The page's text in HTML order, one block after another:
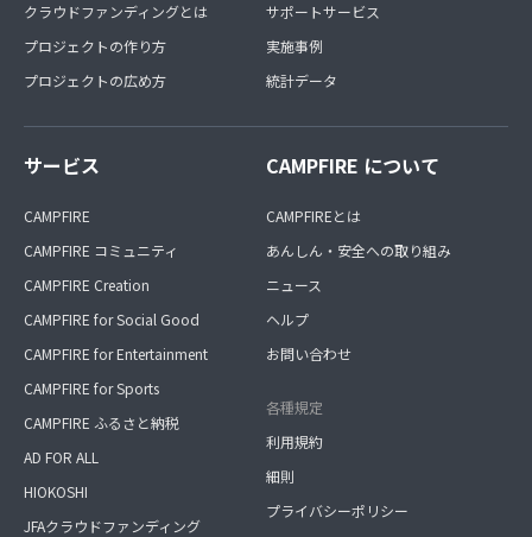
クラウドファンディングとは
プロジェクトの作り方
プロジェクトの広め方
サポートサービス
実施事例
統計データ
サービス
CAMPFIRE
CAMPFIRE コミュニティ
CAMPFIRE Creation
CAMPFIRE for Social Good
CAMPFIRE for Entertainment
CAMPFIRE for Sports
CAMPFIRE ふるさと納税
AD FOR ALL
HIOKOSHI
JFAクラウドファンディング
CAMPFIRE について
CAMPFIREとは
あんしん・安全への取り組み
ニュース
ヘルプ
お問い合わせ
各種規定
利用規約
細則
プライバシーポリシー